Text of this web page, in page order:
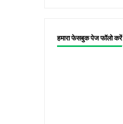
हमारा फेसबुक पेज फॉलो करें